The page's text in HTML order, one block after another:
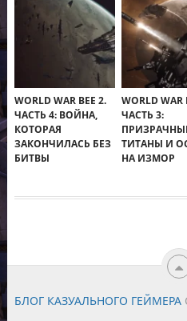
WORLD WAR BEE 2.
ЧАСТЬ 4: ВОЙНА,
КОТОРАЯ
ЗАКОНЧИЛАСЬ БЕЗ
БИТВЫ
WORLD WAR
ЧАСТЬ 3:
ТИТАНЫ И
НА ИЗМОР
БЛОГ КАЗУАЛЬНОГО ГЕЙМЕРА